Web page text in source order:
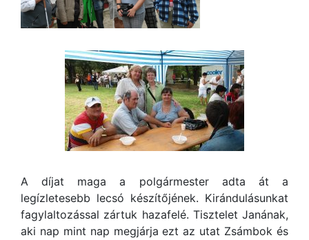
A díjat maga a polgármester adta át a
legízletesebb lecsó készítőjének. Kirándulásunkat
fagylaltozással zártuk hazafelé. Tisztelet Janának,
aki nap mint nap megjárja ezt az utat Zsámbok és